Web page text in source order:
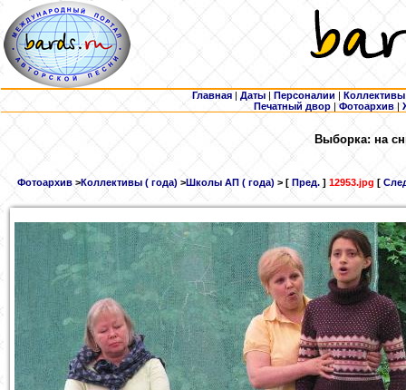
Главная | Даты | Персоналии | Коллективы
Печатный двор |Фотоархив |
Выборка: на
Фотоархив >Коллективы ( года) >Школы АП ( года) > [ Пред. ] 12953.jpg [